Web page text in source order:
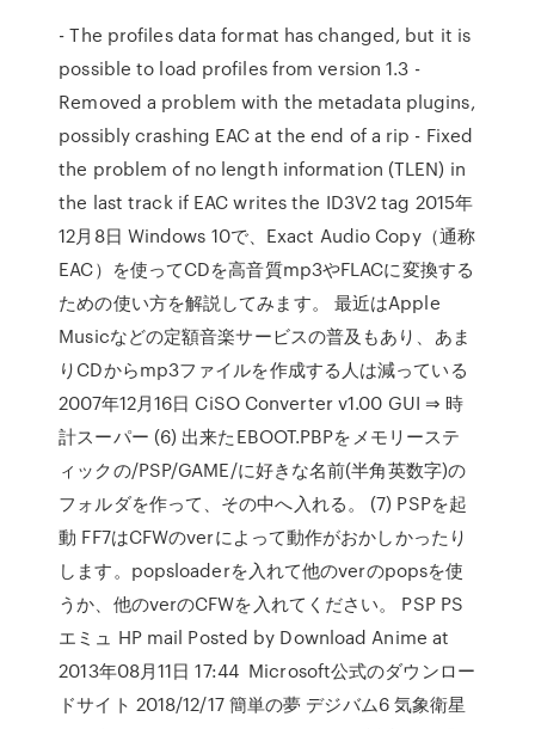
- The profiles data format has changed, but it is
possible to load profiles from version 1.3 -
Removed a problem with the metadata plugins,
possibly crashing EAC at the end of a rip - Fixed
the problem of no length information (TLEN) in
the last track if EAC writes the ID3V2 tag 2015年
12月8日 Windows 10で、Exact Audio Copy（通称
EAC）を使ってCDを高音質mp3やFLACに変換する
ための使い方を解説してみます。 最近はApple
Musicなどの定額音楽サービスの普及もあり、あま
りCDからmp3ファイルを作成する人は減っている
2007年12月16日 CiSO Converter v1.00 GUI ⇒ 時
計スーパー (6) 出来たEBOOT.PBPをメモリーステ
ィックの/PSP/GAME/に好きな名前(半角英数字)の
フォルダを作って、その中へ入れる。 (7) PSPを起
動 FF7はCFWのverによって動作がおかしかったり
します。popsloaderを入れて他のverのpopsを使
うか、他のverのCFWを入れてください。 PSP PS
エミュ HP mail Posted by Download Anime at
2013年08月11日 17:44 Microsoft公式のダウンロー
ドサイト 2018/12/17 簡単の夢 デジバム6 気象衛星